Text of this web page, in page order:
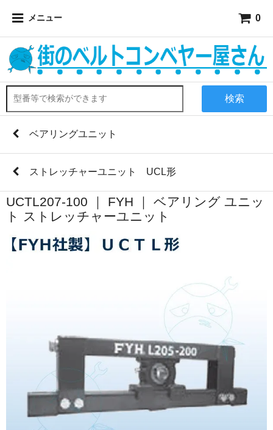
メニュー 0
検索
ベアリングユニット
ストレッチャーユニット UCL形
UCTL207-100 ｜ FYH ｜ ベアリング ユニッ
ト ストレッチャーユニット